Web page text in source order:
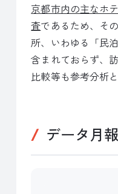
京都市内の主なホ
査であるため、そ
所、いわゆる「民
含まれておらず、
比較等も参考分析
データ月